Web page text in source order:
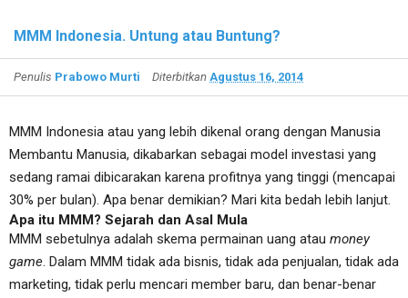
MMM Indonesia. Untung atau Buntung?
Penulis Prabowo Murti Diterbitkan Agustus 16, 2014
MMM Indonesia atau yang lebih dikenal orang dengan Manusia
Membantu Manusia, dikabarkan sebagai model investasi yang
sedang ramai dibicarakan karena profitnya yang tinggi (mencapai
30% per bulan). Apa benar demikian? Mari kita bedah lebih lanjut.
Apa itu MMM? Sejarah dan Asal Mula
MMM sebetulnya adalah skema permainan uang atau money
game. Dalam MMM tidak ada bisnis, tidak ada penjualan, tidak ada
marketing, tidak perlu mencari member baru, dan benar-benar